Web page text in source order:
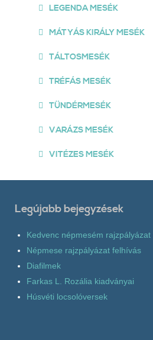
LEGENDA MESÉK
MÁTYÁS KIRÁLY MESÉK
TÁLTOSMESÉK
TRÉFÁS MESÉK
TÜNDÉRMESÉK
VARÁZS MESÉK
VITÉZES MESÉK
Legújabb bejegyzések
Kedvenc népmesém
Népmese rajzpályázat felhívás
Diafilmek
Farkas L. Rozália kiadványai
Húsvéti locsolóversek